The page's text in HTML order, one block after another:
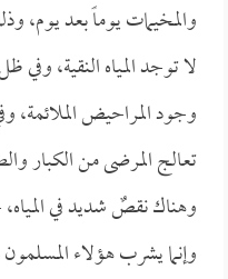
والمخيمات يوماً بعد يوم،
لا توجد المياه النقية،
وجود المراحيض الملائمة،
تعالج المرضى من الكبار
وهناك نقصٌ شديد في
وإنما يشرب هؤلاء